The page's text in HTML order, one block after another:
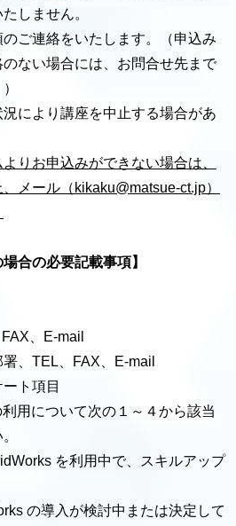
しません。
のご連絡をいたします。（申込み
ない場合には、お問合せ先まで
況により講座を中⽌する場合があ
りお申込みができない場合は、
メール（kikaku@matsue-ct.jp）
合の必要記載事項】
、E-mail
、TEL、FAX、E-mail
ト項目
用について次の１～４から該当
を利用中で、スキルアップ
の導入が検討中または決定して